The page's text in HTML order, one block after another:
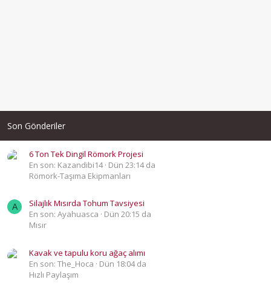
Son Gönderiler
6 Ton Tek Dingil Römork Projesi
En son: Kazandibi14 Dün 23:14 da
Römork-Taşıma Ekipmanları
A
Silajlık Mısırda Tohum Tavsiyesi
En son: Ayahuasca
Dün 20:15 da
Mısır
Kavak ve tapulu koru ağaç alımı
En son: The_Hoca
Dün 18:04 da
Hızlı Paylaşım